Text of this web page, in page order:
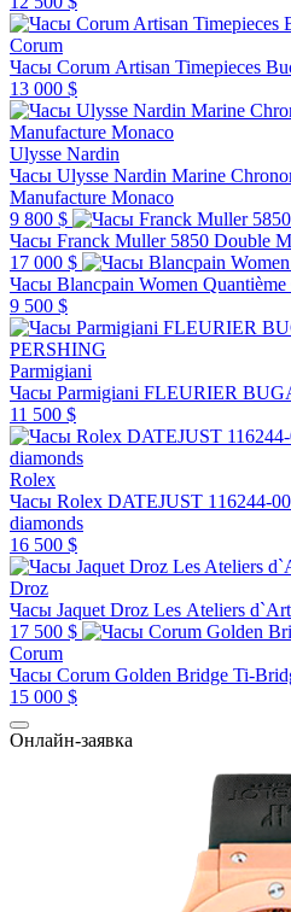
Corum
Часы Corum Artisan Timepieces
13 000 $
Ulysse Nardin
Часы Ulysse Nardin Marine
Manufacture Monaco
9 800 $
Часы Franck Muller 5850 Double
17 000 $
Часы Blancpain Women Quantième
9 500 $
Parmigiani
Часы Parmigiani FLEURIER
11 500 $
Rolex
Часы Rolex DATEJUST 116244-
diamonds
16 500 $
Droz
Часы Jaquet Droz Les Ateliers
17 500 $
Corum
Часы Corum Golden Bridge Ti-
15 000 $
Онлайн-заявка